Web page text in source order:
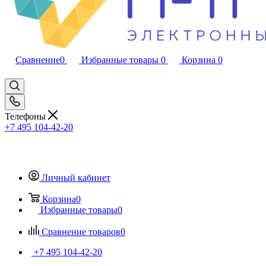
Сравнение0 Избранные товары 0 Корзина 0
Телефоны
+7 495 104-42-20
Личный кабинет
Корзина0
Избранные товары0
Сравнение товаров0
+7 495 104-42-20